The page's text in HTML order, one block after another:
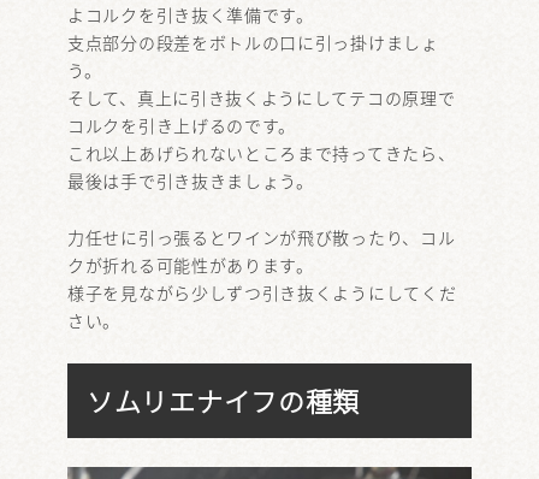
よコルクを引き抜く準備です。
支点部分の段差をボトルの口に引っ掛けましょ
う。
そして、真上に引き抜くようにしてテコの原理で
コルクを引き上げるのです。
これ以上あげられないところまで持ってきたら、
最後は手で引き抜きましょう。
力任せに引っ張るとワインが飛び散ったり、コル
クが折れる可能性があります。
様子を見ながら少しずつ引き抜くようにしてくだ
さい。
ソムリエナイフの種類